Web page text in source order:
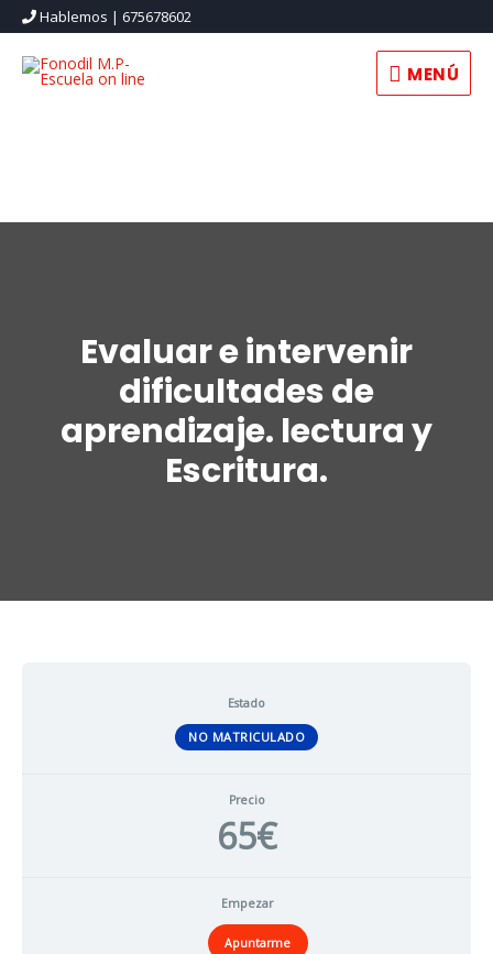
Hablemos | 675678602
MENÚ
Evaluar e intervenir
dificultades de
aprendizaje. lectura y
Escritura.
Estado
NO MATRICULADO
Precio
65€
Empezar
Apuntarme